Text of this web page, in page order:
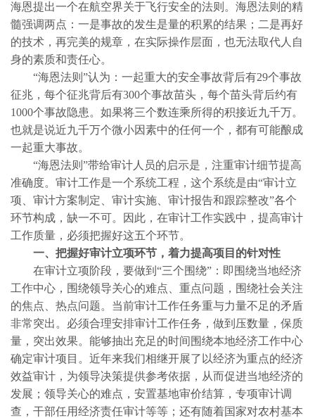
海恩提出一个在航空界关于飞行安全的法则。海恩法则的精
髓强调两点：一是事故的发生是量的积累的结果；二是再好
的技术，再完美的规章，在实际操作层面，也无法取代人自
身的素质和责任心。
“海恩法则”认为：一起重大的安全事故背后有29个事故
征兆，每个征兆背后有300个事故苗头，每个苗头背后约有
1000个事故隐患。如果将三个数连乘所得的积接近九千万。
也就是说近九千万个微小因素中的任何一个，都有可能酿成
一起重大事故。
“海恩法则”带给审计人员的启示是，注重审计细节提高
准确度。审计工作是一个系统工程，这个系统是由“审计立
项、审计方案制定、审计实施、审计报告和跟踪整改”各个
环节构成，缺一不可。因此，在审计工作实践中，提高审计
工作质量，必须把握好这五个环节。
一、把握好审计立项环节，着力提高项目的针对性
在审计立项阶段，要做到“三个围绕”：即围绕当地经济
工作中心，围绕领导关心的难点、重点问题，围绕社会关注
的焦点、热点问题。当前审计工作任务重与力量不足的矛盾
非常突出。必须合理安排审计工作任务，做到压数量，保质
量，突出效果。能够抽出充足的时间围绕本地经济工作中心
确定审计项目。近年来我们相继开展了以经济为重点的经济
效益审计，为领导决策提供参考依据，从而促进当地经济的
发展；领导关心的难点，安置基地审价结算，专项审计调
查，干部任用经济责任审计等等；还有随着国家对农村基本